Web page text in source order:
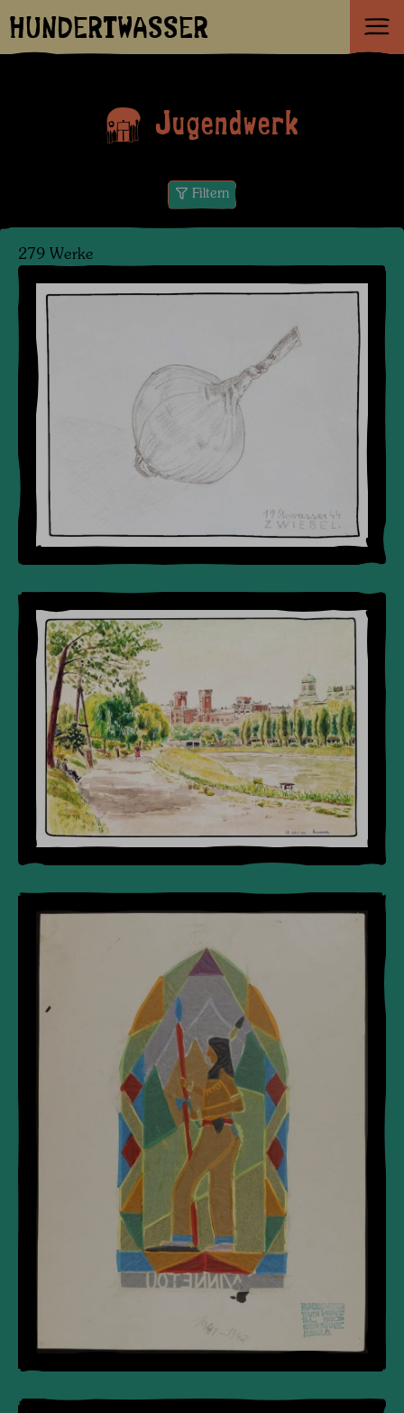
HUNDERTWASSER
Jugendwerk
Filtern
279 Werke